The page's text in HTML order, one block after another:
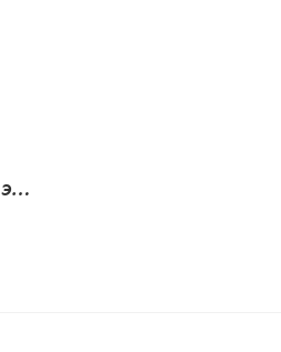
Подвеска Щегол с горячей эмалью